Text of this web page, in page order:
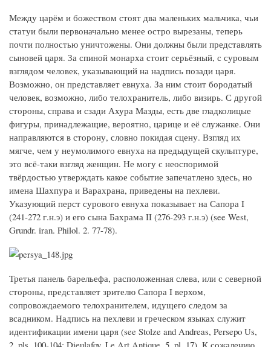
Между царём и божеством стоят два маленьких мальчика, чьи
статуи были первоначально менее остро вырезаны, теперь
почти полностью уничтожены. Они должны были представлять
сыновей царя. За спиной монарха стоит серьёзный, с суровым
взглядом человек, указывающий на надпись позади царя.
Возможно, он представляет евнуха. За ним стоит бородатый
человек, возможно, либо телохранитель, либо визирь. С другой
стороны, справа и сзади Ахура Мазды, есть две гладколицые
фигуры, принадлежащие, вероятно, царице и её служанке. Они
направляются в сторону, словно покидая сцену. Взгляд их
мягче, чем у неумолимого евнуха на предыдущей скульптуре,
это всё-таки взгляд женщин. Не могу с неоспоримой
твёрдостью утверждать какое событие запечатлено здесь, но
имена Шахпура и Варахрана, приведены на пехлеви.
Указующий перст сурового евнуха показывает на Сапора I
(241-272 г.н.э) и его сына Бахрама II (276-293 г.н.э) (see West,
Grundr. iran. Philol. 2. 77-78).
Третья панель барельефа, расположенная слева, или с северной
стороны, представляет зрителю Сапора I верхом,
сопровождаемого телохранителем, идущего следом за
всадником. Надпись на пехлеви и греческом языках служит
идентификации имени царя (see Stolze and Andreas, Persepo Us,
2. pls. 100-104; Dieulafoy, Le Art Antique, 5. pl. 17). К сожалению,